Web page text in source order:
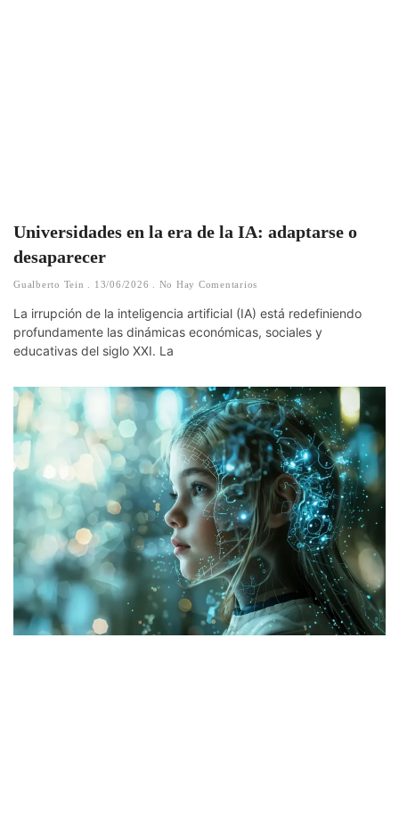
Universidades en la era de la IA: adaptarse o
desaparecer
Gualberto Tein 13/06/2026 No Hay Comentarios
La irrupción de la inteligencia artificial (IA) está redefiniendo
profundamente las dinámicas económicas, sociales y
educativas del siglo XXI. La